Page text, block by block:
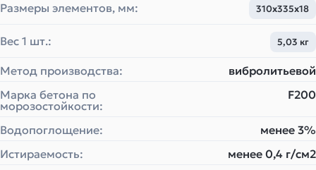
Размеры элементов, мм: 310x335x18
Вес 1 шт.: 5,03 кг
Метод производства:
вибролитьевой
Марка бетона по
морозостойкости:
F200
Водопоглощение:
менее 3%
Истираемость:
менее 0,4 г/см2